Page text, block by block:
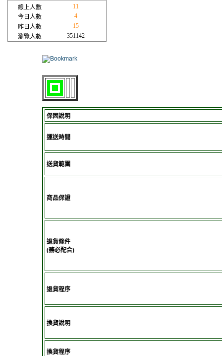
線上人數
11
今日人數
4
昨日人數
15
瀏覽人數
351142
保固說明
運送時間
送貨範圍
商品保證
退貨條件
(務必配合)
退貨程序
換貨說明
換貨程序